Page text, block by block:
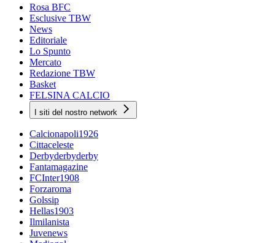
Rosa BFC
Esclusive TBW
News
Editoriale
Lo Spunto
Mercato
Redazione TBW
Basket
FELSINA CALCIO
I siti del nostro network
Calcionapoli1926
Cittaceleste
Derbyderbyderby
Fantamagazine
FCInter1908
Forzaroma
Golssip
Hellas1903
Ilmilanista
Juvenews